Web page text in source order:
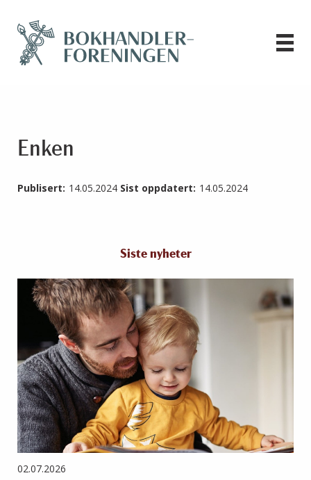
Enken
Publisert: 14.05.2024 Sist oppdatert: 14.05.2024
Siste nyheter
02.07.2026